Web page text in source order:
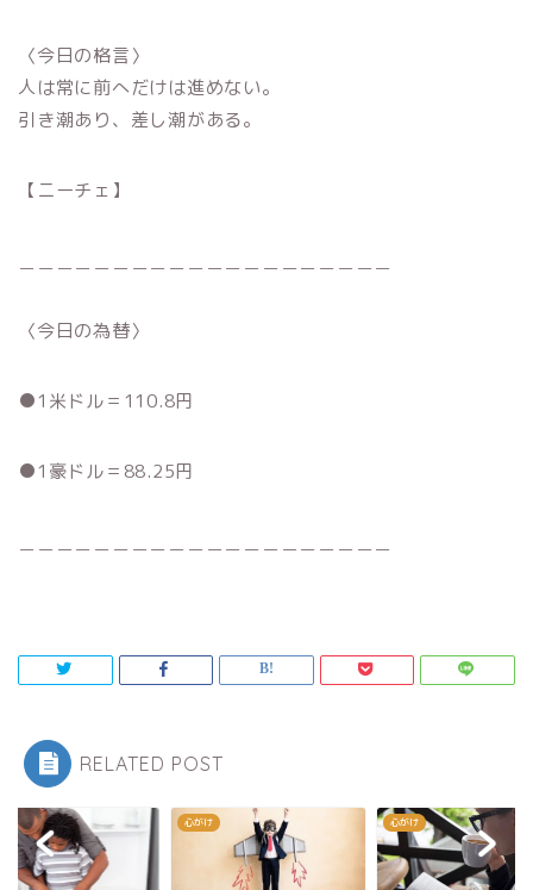
〈今日の格言〉
人は常に前へだけは進めない。
引き潮あり、差し潮がある。
【ニーチェ】
〈今日の為替〉
●1米ドル＝110.8円
●1豪ドル＝88.25円
RELATED POST
心がけ 心がけ